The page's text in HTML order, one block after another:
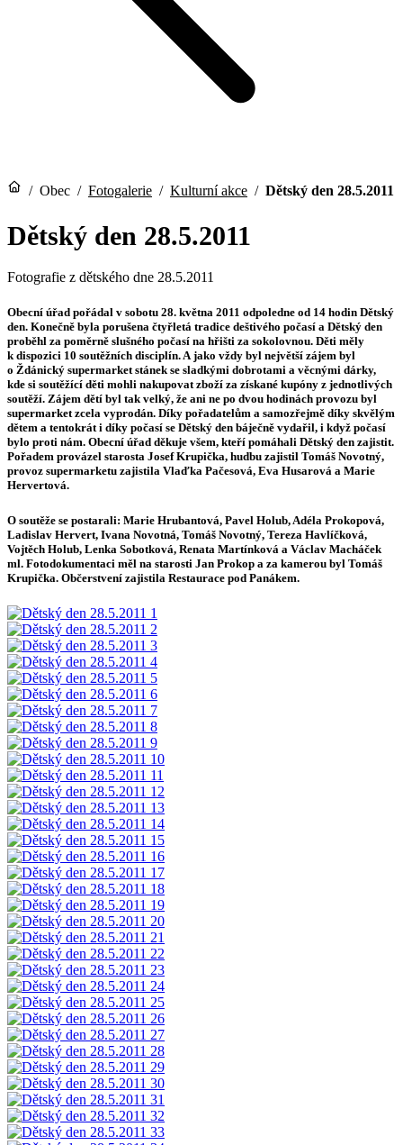
/ Obec / Fotogalerie / Kulturní akce / Dětský den 28.5.2011
Dětský den 28.5.2011
Fotografie z dětského dne 28.5.2011
Obecní úřad pořádal v sobotu 28. května 2011 odpoledne od 14 hodin Dětský
den. Konečně byla porušena čtyřletá tradice deštivého počasí a Dětský den
proběhl za poměrně slušného počasí na hřišti za sokolovnou. Děti měly
k dispozici 10 soutěžních disciplín. A jako vždy byl největší zájem byl
o Ždánický supermarket stánek se sladkými dobrotami a věcnými dárky,
kde si soutěžící děti mohli nakupovat zboží za získané kupóny z jednotlivých
soutěží. Zájem dětí byl tak velký, že ani ne po dvou hodinách provozu byl
supermarket zcela vyprodán. Díky pořadatelům a samozřejmě díky skvělým
dětem a tentokrát i díky počasí se Dětský den báječně vydařil, i když počasí
bylo proti nám. Obecní úřad děkuje všem, kteří pomáhali Dětský den zajistit.
Pořadem provázel starosta Josef Krupička, hudbu zajistil Tomáš Novotný,
provoz supermarketu zajistila Vlaďka Pačesová, Eva Husarová a Marie
Hervertová.
O soutěže se postarali: Marie Hrubantová, Pavel Holub, Adéla Prokopová,
Ladislav Hervert, Ivana Novotná, Tomáš Novotný, Tereza Havlíčková,
Vojtěch Holub, Lenka Sobotková, Renata Martínková a Václav Macháček
ml. Fotodokumentaci měl na starosti Jan Prokop a za kamerou byl Tomáš
Krupička. Občerstvení zajistila Restaurace pod Panákem.